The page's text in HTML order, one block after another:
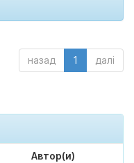
назад 1 далі
Автор(и)